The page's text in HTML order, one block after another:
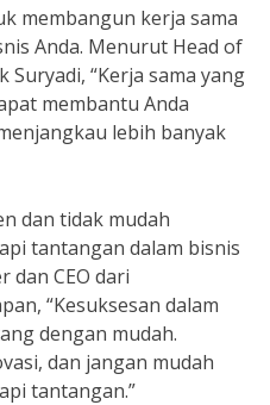
membangun kerja sama
Anda. Menurut Head of
Suryadi, “Kerja sama yang
membantu Anda
lebih banyak
dan tidak mudah
tantangan dalam bisnis
dan CEO dari
“Kesuksesan dalam
dengan mudah.
dan jangan mudah
tantangan.”